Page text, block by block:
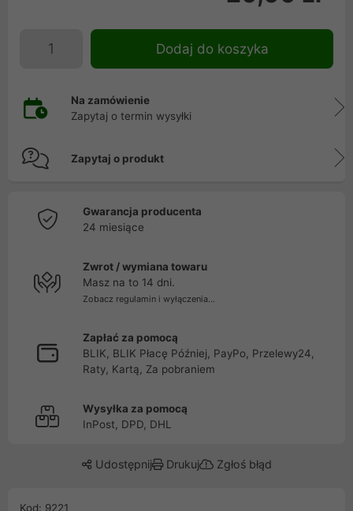
Dodaj do koszyka
Na zamówienie
Zapytaj o termin wysyłki
Zapytaj o produkt
Gwarancja producenta
24 miesiące
Zwrot / wymiana towaru
Masz na to 14 dni.
Zobacz regulamin i wyłączenia...
Zapłać za pomocą
BLIK, BLIK Płacę Później, PayPo, Przelewy24,
Raty, Kartą, Za pobraniem
Wysyłka za pomocą
InPost, DPD, DHL
Udostępnij Drukuj Zgłoś błąd
Kod: 9221